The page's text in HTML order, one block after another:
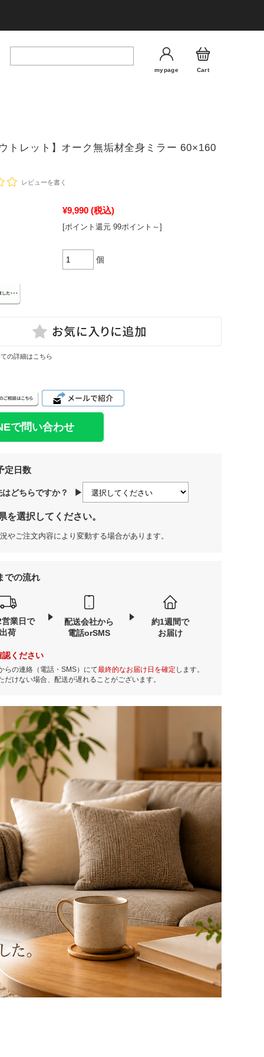
mypage Cart
ウトレット】オーク無垢材全身ミラー 60×160
レビューを書く
¥9,990 (税込)
[ポイント還元 99ポイント～]
個
の詳細はこちら
で問い合わせ
定日数
はどちらですか？ ▶
を選択してください。
やご注文内容により変動する場合があります。
での流れ
業日で
出荷
配送会社から
電話orSMS
約1週間で
お届け
認ください
らの連絡（電話・SMS）にて最終的なお届け日を確定 します。
だけない場合、配送が遅れることがございます。